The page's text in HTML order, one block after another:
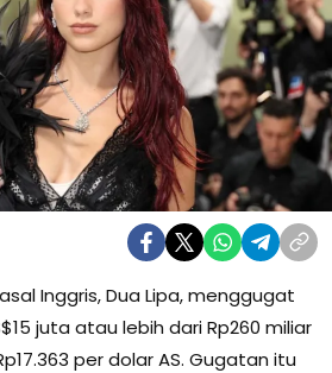
Inggris, Dua Lipa, menggugat
juta atau lebih dari Rp260 miliar
per dolar AS. Gugatan itu